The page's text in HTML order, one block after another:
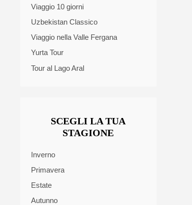
Viaggio 10 giorni
Uzbekistan Classico
Viaggio nella Valle Fergana
Yurta Tour
Tour al Lago Aral
SCEGLI LA TUA
STAGIONE
Inverno
Primavera
Estate
Autunno